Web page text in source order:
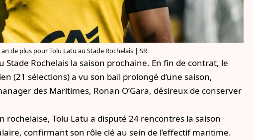
an de plus pour Tolu Latu au Stade Rochelais | SR
Rochelais la saison prochaine. En fin de contrat, le
(21 sélections) a vu son bail prolongé d’une saison,
des Maritimes, Ronan O’Gara, désireux de conserver
Tolu Latu a disputé 24 rencontres la saison
confirmant son rôle clé au sein de l’effectif maritime.